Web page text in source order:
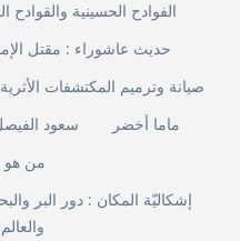
الفوادح الحسينية والقوادح
حديث عاشوراء : مقتل
صيانة وترميم المكتشفات
سعود
ماما أخضر
من هو
إشكاليّة المكان : دور البر